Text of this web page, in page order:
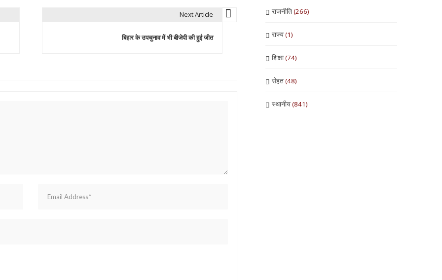
Next Article
बिहार के उपचुनाव में भी बीजेपी की हुई जीत
राजनीति(266)
राज्य(1)
शिक्षा(74)
सेहत(48)
स्थानीय(841)